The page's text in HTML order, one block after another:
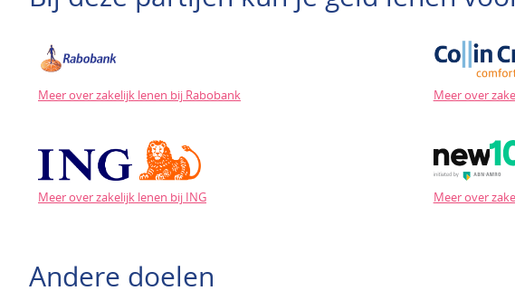
Meer over zakelijk lenen bij Rabobank Meer over
Meer over zakelijk lenen bij ING Meer over
Andere doelen